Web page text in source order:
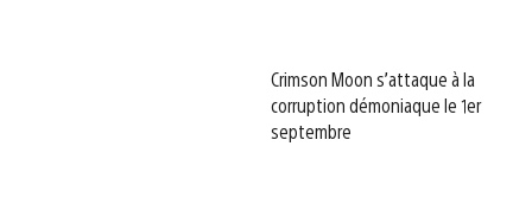
Crimson Moon s’attaque à la
corruption démoniaque le 1er
septembre